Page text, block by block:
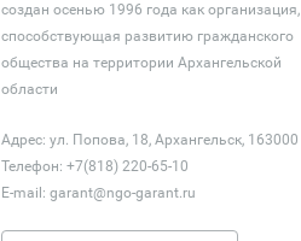
создан осенью 1996 года как организация,
способствующая развитию гражданского
общества на территории Архангельской
области
Адрес: ул. Попова, 18, Архангельск, 163000
Телефон: +7(818) 220-65-10
E-mail: garant@ngo-garant.ru